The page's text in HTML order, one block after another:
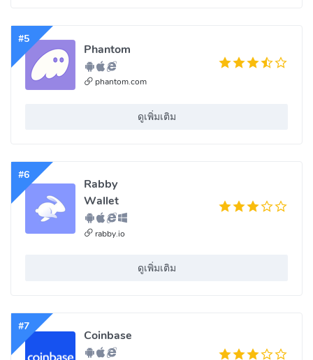
#5
Phantom
phantom.com
ดูเพิ่มเติม
#6
Rabby
Wallet
rabby.io
ดูเพิ่มเติม
#7
Coinbase